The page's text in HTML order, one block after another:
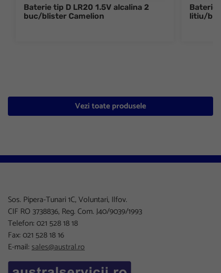
Baterie tip D LR20 1.5V alcalina 2
buc/blister Camelion
Baterie
litiu/
Vezi toate produsele
Sos. Pipera-Tunari 1C, Voluntari, Ilfov.
CIF RO 3738836, Reg. Com. J40/9039/1993
Telefon: 021 528 18 18
Fax: 021 528 18 16
E-mail:sales@austral.ro